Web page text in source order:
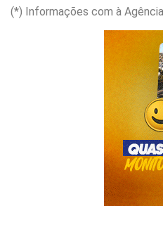
(*) Informações com à Agência